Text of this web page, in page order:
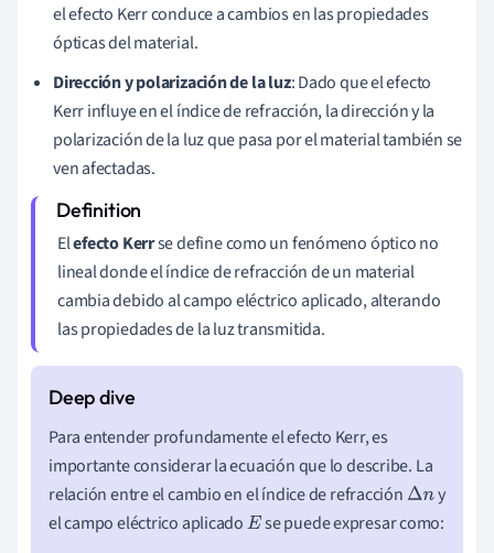
el efecto Kerr conduce a cambios en las propiedades
ópticas del material.
Dirección y polarización de la luz: Dado que el efecto
Kerr influye en el índice de refracción, la dirección y la
polarización de la luz que pasa por el material también se
ven afectadas.
Elefecto Kerrse define como un fenómeno óptico no
lineal donde el índice de refracción de un material
cambia debido al campo eléctrico aplicado, alterando
las propiedades de la luz transmitida.
Para entender profundamente el efecto Kerr, es
importante considerar la ecuación que lo describe. La
relación entre el cambio en el índice de refracción Δn y
el campo eléctrico aplicadoE se puede expresar como: